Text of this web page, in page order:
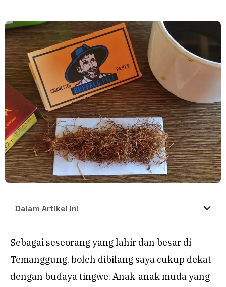
Dalam Artikel Ini
Sebagai seseorang yang lahir dan besar di
Temanggung, boleh dibilang saya cukup dekat
dengan budaya tingwe. Anak-anak muda yang